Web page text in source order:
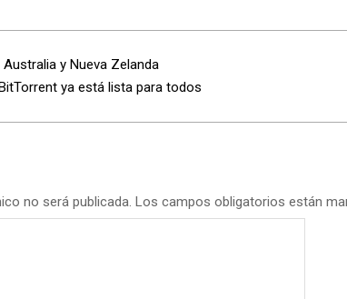
Australia y Nueva Zelanda
ya está lista para todos
no será publicada. Los campos obligatorios están